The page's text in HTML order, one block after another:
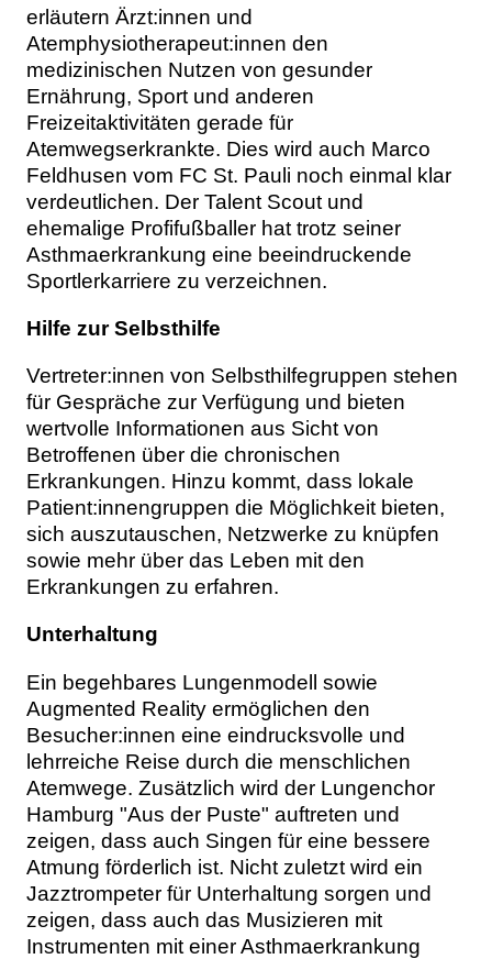
erläutern Ärzt:innen und
Atemphysiotherapeut:innen den
medizinischen Nutzen von gesunder
Ernährung, Sport und anderen
Freizeitaktivitäten gerade für
Atemwegserkrankte. Dies wird auch Marco
Feldhusen vom FC St. Pauli noch einmal klar
verdeutlichen. Der Talent Scout und
ehemalige Profifußballer hat trotz seiner
Asthmaerkrankung eine beeindruckende
Sportlerkarriere zu verzeichnen.
Hilfe zur Selbsthilfe
Vertreter:innen von Selbsthilfegruppen stehen
für Gespräche zur Verfügung und bieten
wertvolle Informationen aus Sicht von
Betroffenen über die chronischen
Erkrankungen. Hinzu kommt, dass lokale
Patient:innengruppen die Möglichkeit bieten,
sich auszutauschen, Netzwerke zu knüpfen
sowie mehr über das Leben mit den
Erkrankungen zu erfahren.
Unterhaltung
Ein begehbares Lungenmodell sowie
Augmented Reality ermöglichen den
Besucher:innen eine eindrucksvolle und
lehrreiche Reise durch die menschlichen
Atemwege. Zusätzlich wird der Lungenchor
Hamburg "Aus der Puste" auftreten und
zeigen, dass auch Singen für eine bessere
Atmung förderlich ist. Nicht zuletzt wird ein
Jazztrompeter für Unterhaltung sorgen und
zeigen, dass auch das Musizieren mit
Instrumenten mit einer Asthmaerkrankung